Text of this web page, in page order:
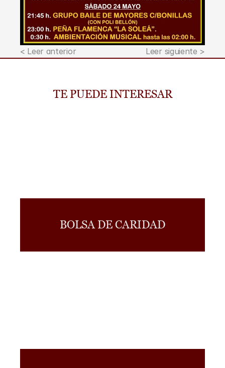
< Leer anterior Leer siguiente >
TE PUEDE INTERESAR
BOLSA DE CARIDAD